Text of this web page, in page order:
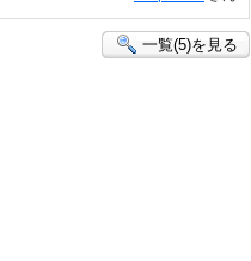
一覧(5)を見る